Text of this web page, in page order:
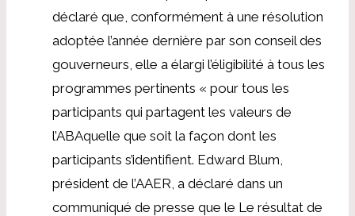
déclaré que, conformément à une résolution
adoptée l’année dernière par son conseil des
gouverneurs, elle a élargi l’éligibilité à tous les
programmes pertinents « pour tous les
participants qui partagent les valeurs de
l’ABAquelle que soit la façon dont les
participants s’identifient. Edward Blum,
président de l’AAER, a déclaré dans un
communiqué de presse que le Le résultat de